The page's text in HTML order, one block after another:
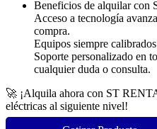
Beneficios de alquilar con
Acceso a tecnología
compra.
Equipos siempre
Soporte personalizado en
cualquier duda o consulta.
🚀 ¡Alquila ahora con ST
eléctricas al siguiente nivel!